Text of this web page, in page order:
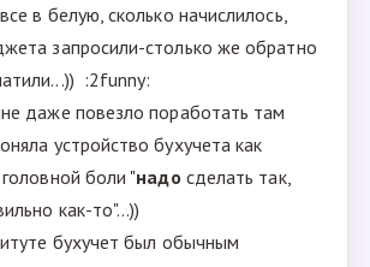
в белую, сколько начислилось,
запросили-столько же обратно
:2funny:
даже повезло поработать там
устройство бухучета как
боли "надо сделать так,
как-то"...))
бухучет был обычным